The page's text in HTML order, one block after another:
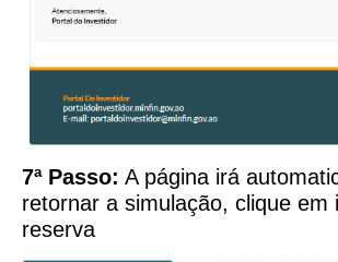
7ª Passo: A página irá
retornar a simulação, clique em
reserva